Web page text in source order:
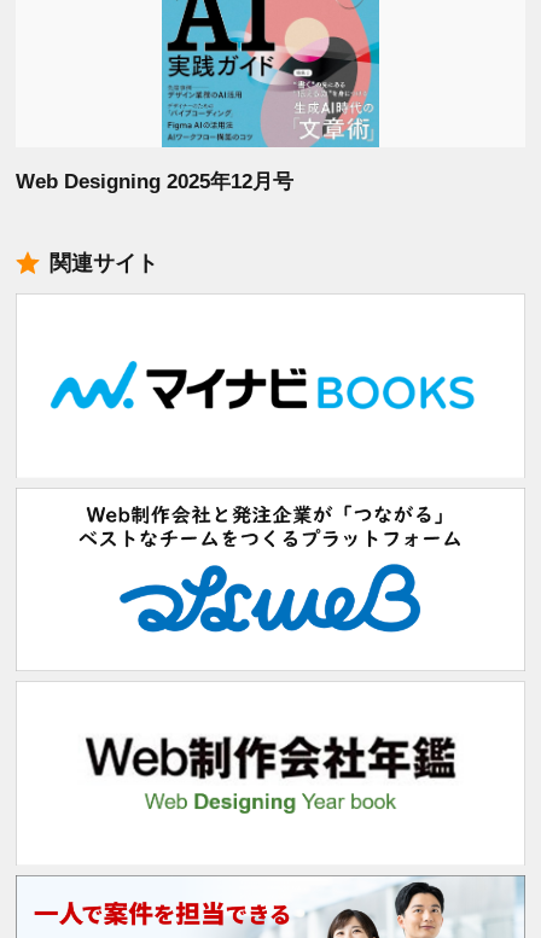
Web Designing 2025年12月号
関連サイト